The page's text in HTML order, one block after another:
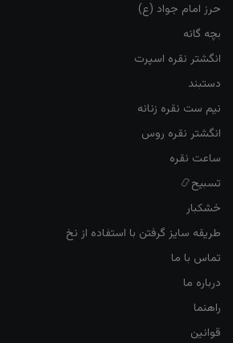
حرز امام جواد (ع)
بچه گانه
انگشتر نقره اسپرت
دستبند
نیم ست نقره زنانه
انگشتر نقره روس
ساعت نقره
تسبیح📿
خشکبار
طریقه سایز گرفتن با استفاده از نخ
تماس با ما
درباره ما
راهنما
قوانین